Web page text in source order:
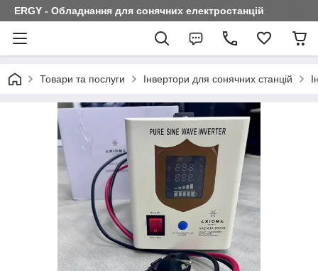
ERGY - Обладнання для сонячних електростанцій
Товари та послуги Інвертори для сонячних станцій